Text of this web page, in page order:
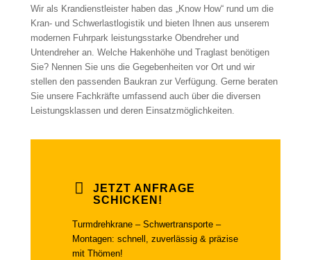
Wir als Krandienstleister haben das „Know How“ rund um die
Kran- und Schwerlastlogistik und bieten Ihnen aus unserem
modernen Fuhrpark leistungsstarke Obendreher und
Untendreher an. Welche Hakenhöhe und Traglast benötigen
Sie? Nennen Sie uns die Gegebenheiten vor Ort und wir
stellen den passenden Baukran zur Verfügung. Gerne beraten
Sie unsere Fachkräfte umfassend auch über die diversen
Leistungsklassen und deren Einsatzmöglichkeiten.
JETZT ANFRAGE
SCHICKEN!
Turmdrehkrane – Schwertransporte –
Montagen: schnell, zuverlässig & präzise
mit Thömen!